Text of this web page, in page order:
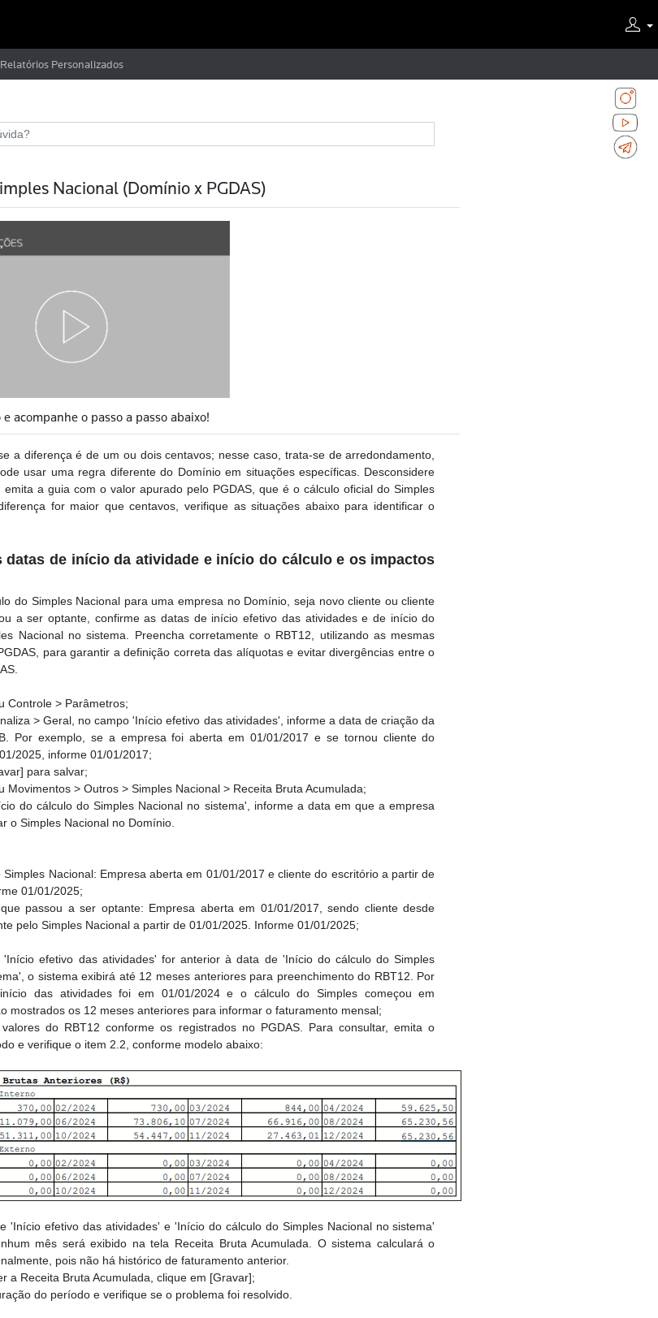
Relatórios Personalizados
Nacional (Domínio x PGDAS)
acompanhe o passo a passo abaixo!
a diferença é de um ou dois centavos; nesse caso, trata-se de arredondamento,
usar uma regra diferente do Domínio em situações específicas. Desconsidere
emita a guia com o valor apurado pelo PGDAS, que é o cálculo oficial do Simples
for maior que centavos, verifique as situações abaixo para identificar o
datas de início da atividade e início do cálculo e os impactos
do Simples Nacional para uma empresa no Domínio, seja novo cliente ou cliente
a ser optante, confirme as datas de início efetivo das atividades e de início do
Nacional no sistema. Preencha corretamente o RBT12, utilizando as mesmas
para garantir a definição correta das alíquotas e evitar divergências entre o
Controle > Parâmetros;
> Geral, no campo 'Início efetivo das atividades', informe a data de criação da
Por exemplo, se a empresa foi aberta em 01/01/2017 e se tornou cliente do
2025, informe 01/01/2017;
para salvar;
Movimentos > Outros > Simples Nacional > Receita Bruta Acumulada;
do cálculo do Simples Nacional no sistema', informe a data em que a empresa
o Simples Nacional no Domínio.
Simples Nacional: Empresa aberta em 01/01/2017 e cliente do escritório a partir de
01/01/2025;
passou a ser optante: Empresa aberta em 01/01/2017, sendo cliente desde
pelo Simples Nacional a partir de 01/01/2025. Informe 01/01/2025;
efetivo das atividades' for anterior à data de 'Início do cálculo do Simples
o sistema exibirá até 12 meses anteriores para preenchimento do RBT12. Por
das atividades foi em 01/01/2024 e o cálculo do Simples começou em
mostrados os 12 meses anteriores para informar o faturamento mensal;
do RBT12 conforme os registrados no PGDAS. Para consultar, emita o
e verifique o item 2.2, conforme modelo abaixo:
'Início efetivo das atividades' e 'Início do cálculo do Simples Nacional no sistema'
mês será exibido na tela Receita Bruta Acumulada. O sistema calculará o
pois não há histórico de faturamento anterior.
a Receita Bruta Acumulada, clique em [Gravar];
do período e verifique se o problema foi resolvido.